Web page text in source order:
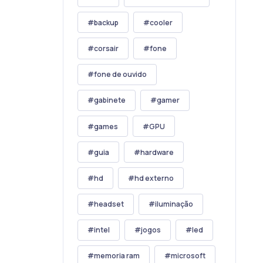
backup cooler
corsair fone
fone de ouvido
gabinete gamer
games GPU
guia hardware
hd hd externo
headset iluminação
intel jogos led
memoria ram microsoft